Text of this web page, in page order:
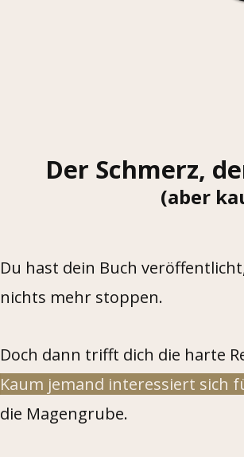
Der Schmerz,
(aber
Du hast dein Buch
nichts mehr stoppen.
Doch dann trifft dich die harte
Kaum jemand interessiert sich
die Magengrube.